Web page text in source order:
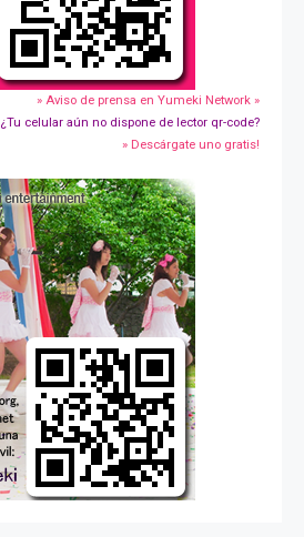
» Aviso de prensa en Yumeki Network »
¿Tu celular aún no dispone de lector qr-code?
» Descárgate uno gratis!